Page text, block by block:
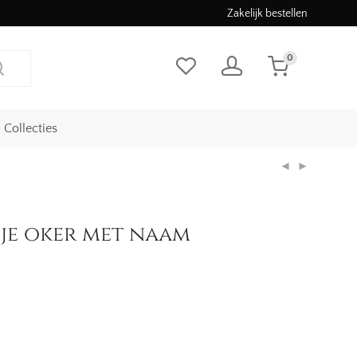
Zakelijk bestellen
0
Collecties
oker met naam